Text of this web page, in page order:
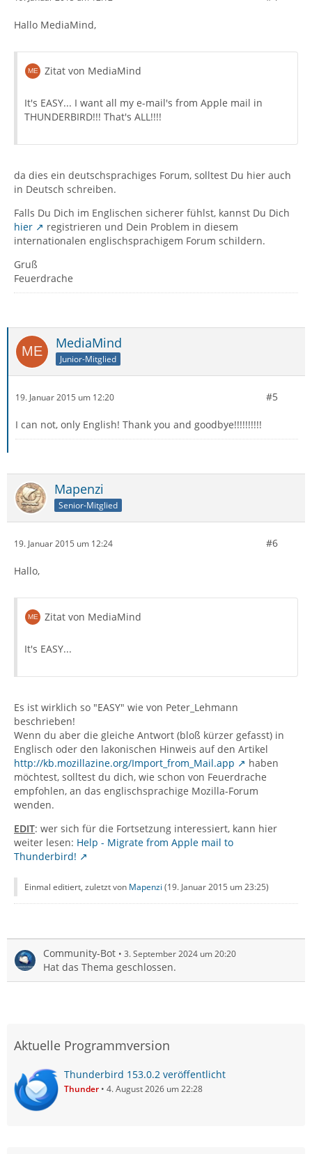
Hallo MediaMind,
Zitat von MediaMind
It's EASY... I want all my e-mail's from Apple mail in
THUNDERBIRD!!! That's ALL!!!!
da dies ein deutschsprachiges Forum, solltest Du hier auch
in Deutsch schreiben.
Falls Du Dich im Englischen sicherer fühlst, kannst Du Dich
hier
registrieren und Dein Problem in diesem
internationalen englischsprachigem Forum schildern.
Gruß
Feuerdrache
MediaMind
Junior-Mitglied
19. Januar 2015 um 12:20 #5
I can not, only English! Thank you and goodbye!!!!!!!!!!
Mapenzi
Senior-Mitglied
19. Januar 2015 um 12:24 #6
Hallo,
Zitat von MediaMind
It's EASY...
Es ist wirklich so "EASY" wie von Peter_Lehmann
beschrieben!
Wenn du aber die gleiche Antwort (bloß kürzer gefasst) in
Englisch oder den lakonischen Hinweis auf den Artikel
http://kb.mozillazine.org/Import_from_Mail.app
haben
möchtest, solltest du dich, wie schon von Feuerdrache
empfohlen, an das englischsprachige Mozilla-Forum
wenden.
EDIT: wer sich für die Fortsetzung interessiert, kann hier
weiter lesen: Help - Migrate from Apple mail to
Thunderbird!
Einmal editiert, zuletzt von Mapenzi (19. Januar 2015 um 23:25)
Community-Bot 3. September 2024 um 20:20
Hat das Thema geschlossen.
Aktuelle Programmversion
Thunderbird 153.0.2 veröffentlicht
Thunder 4. August 2026 um 22:28